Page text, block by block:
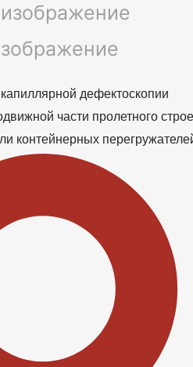
дефектоскопии
части пролетного
контейнерных